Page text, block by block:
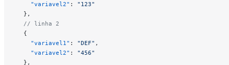
    "
variavel2" : " 123"
  },
  // linha 2
  {
    "
variavel1 " : "DEF" ,
    "
variavel2" : "456"
  },